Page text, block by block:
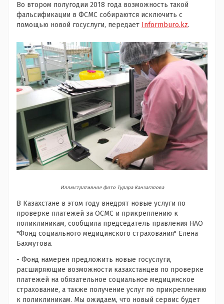
Во втором полугодии 2018 года возможность такой
фальсификации в ФСМС собираются исключить с
помощью новой госуслуги, передает Informburo.kz.
Иллюстративное фото Турара Канзагапова
В Казахстане в этом году внедрят новые услуги по
проверке платежей за ОСМС и прикреплению к
поликлиникам, сообщила председатель правления НАО
"Фонд социального медицинского страхования" Елена
Бахмутова.
- Фонд намерен предложить новые госуслуги,
расширяющие возможности казахстанцев по проверке
платежей на обязательное социальное медицинское
страхование, а также получение услуг по прикреплению
к поликлиникам. Мы ожидаем, что новый сервис будет